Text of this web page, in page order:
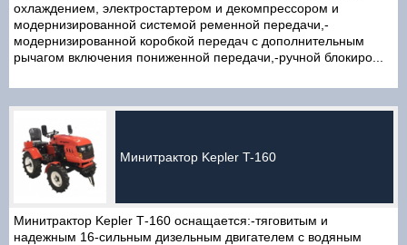
охлаждением, электростартером и декомпрессором и
модернизированной системой ременной передачи,-
модернизированной коробкой передач с дополнительным
рычагом включения пониженной передачи,-ручной блокиро...
Минитрактор Kepler T-160
Минитрактор Kepler Т-160 оснащается:-тяговитым и
надежным 16-сильным дизельным двигателем с водяным